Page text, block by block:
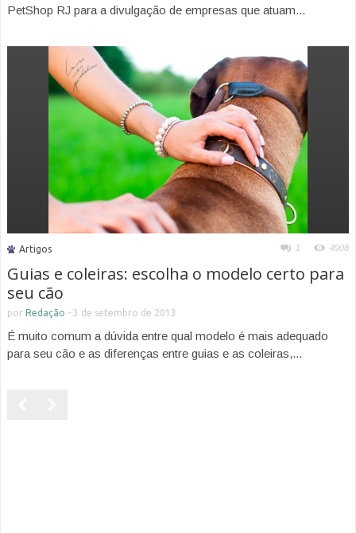
PetShop RJ para a divulgação de empresas que atuam...
Artigos 1 4908
Guias e coleiras: escolha o modelo certo para
seu cão
por Redação - 3 de setembro de 2013
É muito comum a dúvida entre qual modelo é mais adequado
para seu cão e as diferenças entre guias e as coleiras,...